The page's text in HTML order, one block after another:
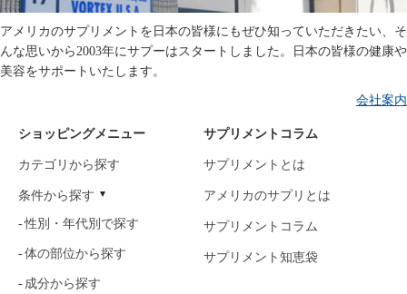
アメリカのサプリメントを日本の皆様にもぜひ知っていただきたい、そ
んな思いから2003年にサプーはスタートしました。日本の皆様の健康や
美容をサポートいたします。
会社案内
ショッピングメニュー
カテゴリから探す
条件から探す
性別・年代別で探す
体の部位から探す
成分から探す
サプリメントコラム
サプリメントとは
アメリカのサプリとは
サプリメントコラム
サプリメント知恵袋